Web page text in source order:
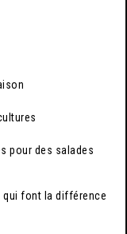
pour des salades
qui font la différence